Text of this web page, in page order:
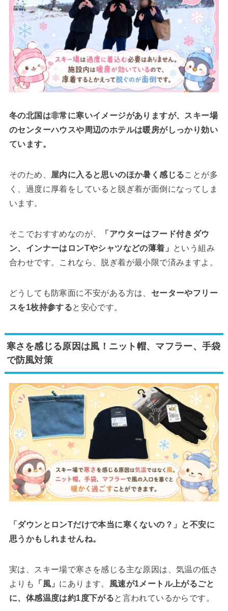
冬の北国は非常に寒いイメージがありますが、スキー場
のセンターハウスや周辺のホテルは暖房がしっかり効い
ています。
そのため、 屋内に入ると思いのほか暑く感じることが多
く、過度に厚着をしていると脱ぎ着が面倒になってしま
います。
そこでおすすめなのが、
「アウターはフード付きダウ
ン、インナーはロンTやシャツなどの薄着」
という組み
合わせです。これなら、脱ぎ着が最小限で済みますよ。
どうしても防寒面に不安がある方は、 セーターやフリー
スを1枚持参すると安心です。
寒さを感じる原因は風！ニット帽、マフラー、手袋
で防風対策
「ダウンとロンTだけで本当に寒くないの？」と不安に
思うかもしれませんね。
実は、スキー場で寒さを感じる主な原因は、気温の低さ
よりも
「風」 にあります。
風速が1メートル上がるごと
に、体感温度は約1度下がると言われているからです。